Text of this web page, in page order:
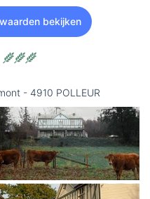
bekijken
- 4910 POLLEUR